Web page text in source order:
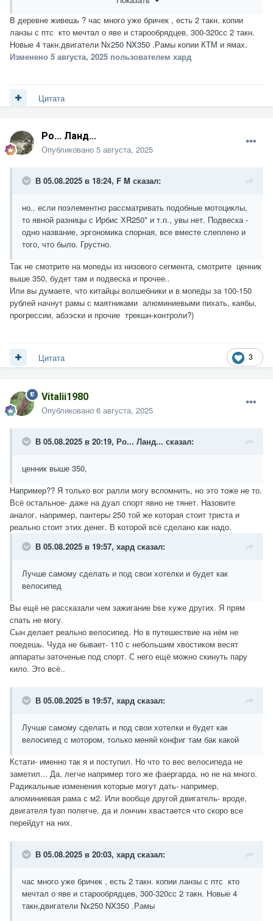
Сомневаюсь, что такой мотоцикл "будет удобен людям с
невысоким ростом". Мой рост 181 см, и мне он низким не
показался. Он короткий и довольно высокий.
В деревне живешь ? час много уже бричек , есть 2 такн. копии
ланзы с птс кто мечтал о яве и старообрядцев, 300-320сс 2 такн.
Новые 4 такн.двигатели Nx250 NX350 .Рамы копии КТМ и ямах.
Изменено 5 августа, 2025 пользователем хард
Цитата
Ро... Ланд...
Опубликовано 5 августа, 2025
В 05.08.2025 в 18:24, F M сказал:
но.. если поэлементно рассматривать подобные мотоциклы,
то явной разницы с Ирбис ХR250* и т.п., увы нет. Подвеска -
одно название, эргономика спорная, все вместе слеплено и
того, что было. Грустно.
Так не смотрите на мопеды из низового сегмента, смотрите ценник
выше 350, будет там и подвеска и прочее..
Или вы думаете, что китайцы волшебники и в мопеды за 100-150
рублей начнут рамы с маятниками алюминиевыми пихать, каябы,
прогрессии, абээски и прочие трекшн-контроли?)
3
Цитата
Vitalii1980
Опубликовано 6 августа, 2025
В 05.08.2025 в 20:19, Ро... Ланд... сказал:
ценник выше 350,
Например?? Я только вог ралли могу вспомнить, но это тоже не то.
Всё остальное- даже на дуал спорт явно не тянет. Назовите
аналог, например, пантеры 250 той же которая стоит триста и
реально стоит этих денег. В которой всё сделано как надо.
В 05.08.2025 в 19:57, хард сказал:
Лучше самому сделать и под свои хотелки и будет как
велосипед
Вы ещё не рассказали чем зажигание bse хуже других. Я прям
спать не могу.
Сын делает реально велосипед. Но в путешествие на нём не
поедешь. Чуда не бывает- 110 с небольшим хвостиком весят
аппараты заточеные под спорт. С него ещё можно скинуть пару
кило. Это всё..
В 05.08.2025 в 19:57, хард сказал:
Лучше самому сделать и под свои хотелки и будет как
велосипед с мотором, только меняй конфиг там бак какой
Кстати- именно так я и поступил. Но что то вес велосипеда не
заметил... Да, легче например того же фаергарда, но не на много.
Радикальные изменения которые могут дать- например,
алюминиевая рама с м2. Или вообще другой двигатель- вроде,
двигателя tyan полегче, да и лончин хвастается что скоро все
перейдут на них.
В 05.08.2025 в 20:03, хард сказал:
час много уже бричек , есть 2 такн. копии ланзы с птс кто
мечтал о яве и старообрядцев, 300-320сс 2 такн. Новые 4
такн.двигатели Nx250 NX350 .Рамы